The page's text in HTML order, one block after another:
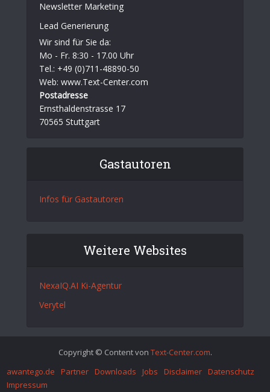
Newsletter Marketing
Lead Generierung
Wir sind für Sie da:
Mo - Fr. 8:30 - 17.00 Uhr
Tel.: +49 (0)711-48890-50
Web: www.Text-Center.com
Postadresse
Ernsthaldenstrasse 17
70565 Stuttgart
Gastautoren
Infos für Gastautoren
Weitere Websites
NexaIQ.AI Ki-Agentur
Verytel
Copyright © Content von Text-Center.com.
awantego.de
Partner Downloads Jobs Disclaimer
Datenschutz
Impressum